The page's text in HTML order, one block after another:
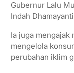
Gubernur Lalu
Indah
Ia juga mengajak
mengelola
perubahan iklim